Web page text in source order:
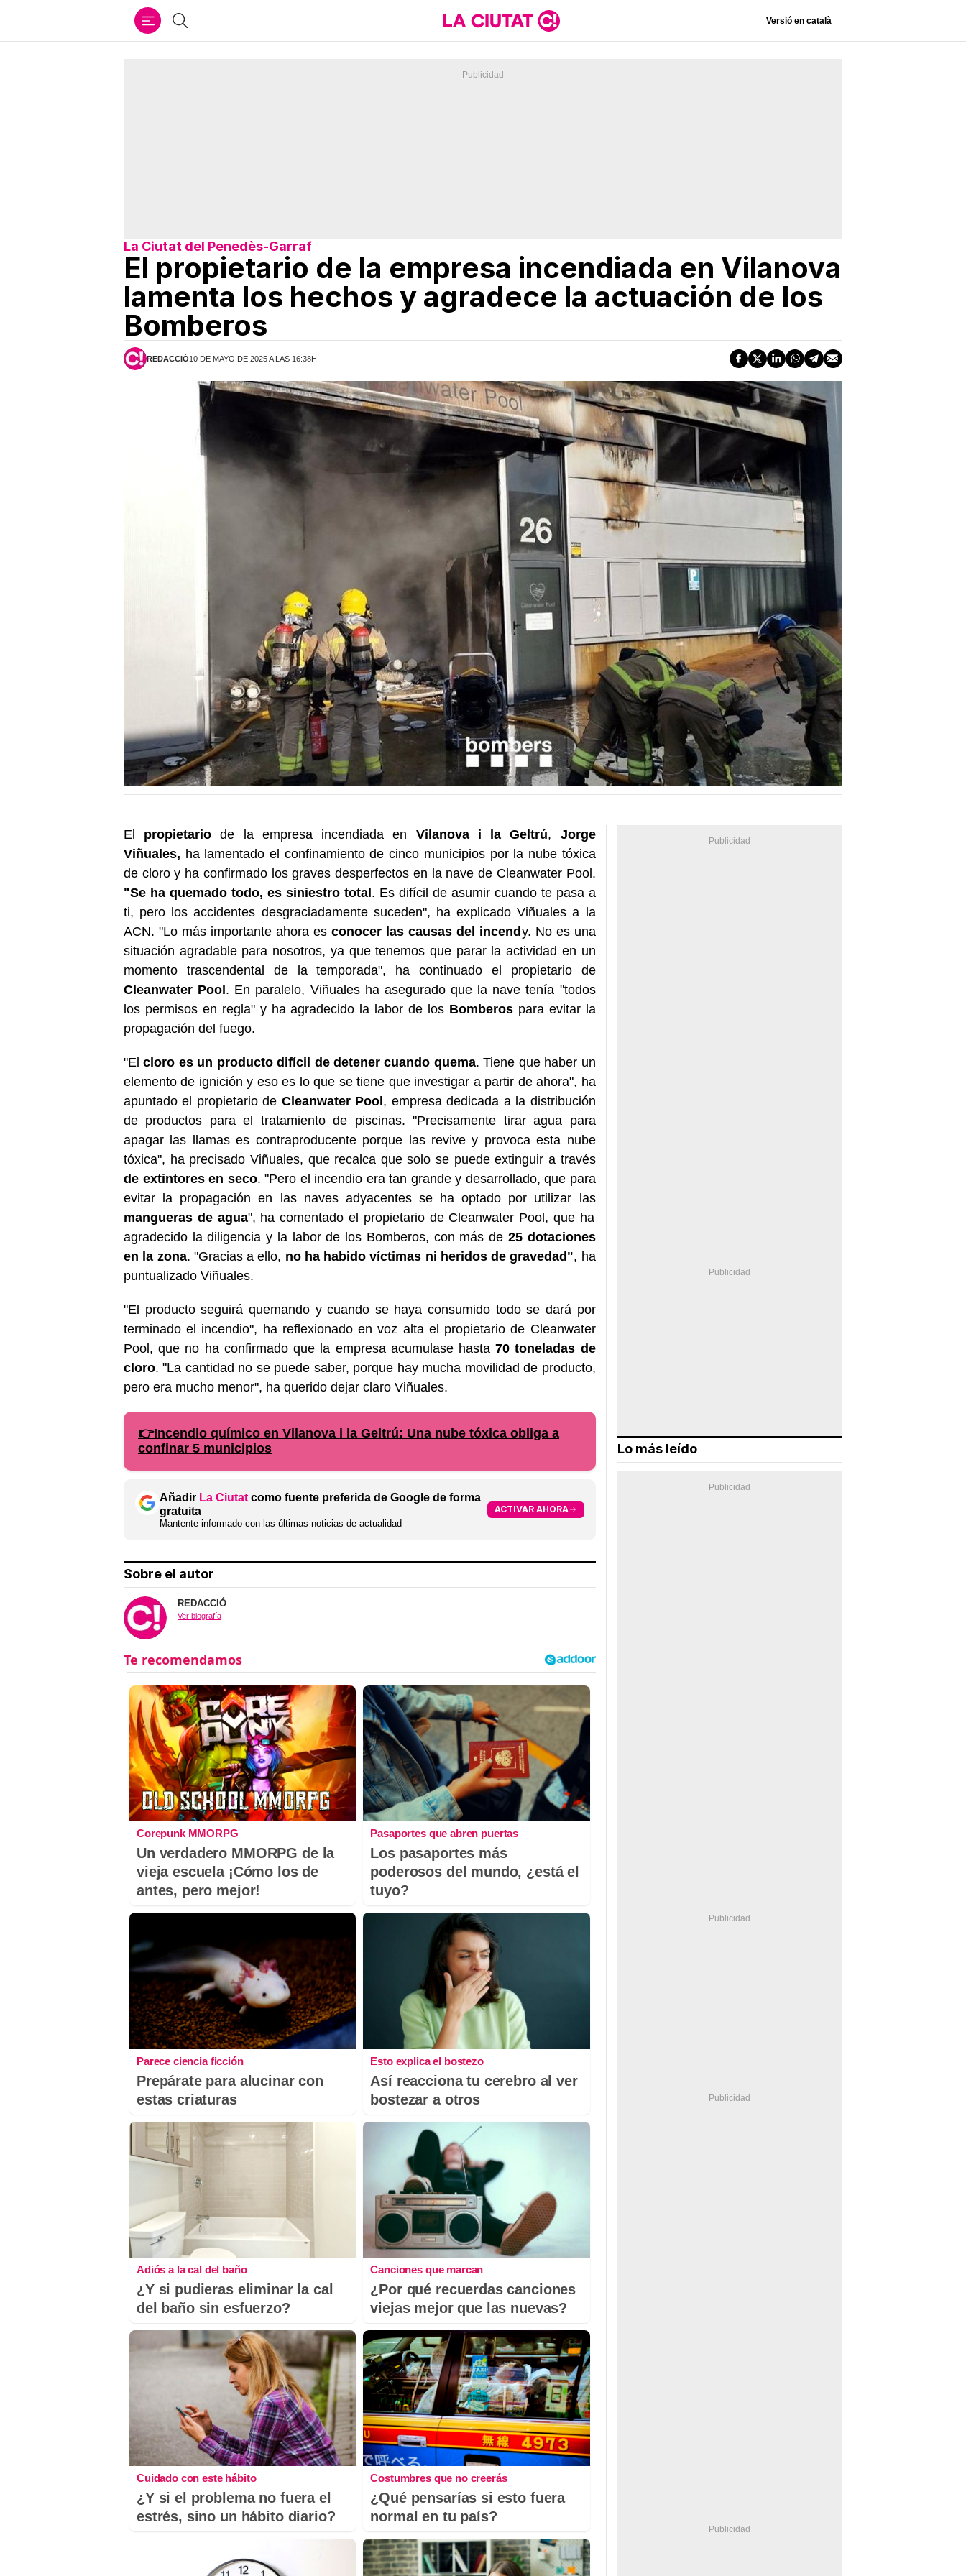
Buscar Versió en català
La Ciutat del Penedès-Garraf
El propietario de la empresa incendiada en Vilanova
lamenta los hechos y agradece la actuación de los
Bomberos
REDACCIÓ10 DE MAYO DE 2025 A LAS 16:38H
El propietario de la empresa incendiada en Vilanova i la Geltrú, Jorge
Viñuales, ha lamentado el confinamiento de cinco municipios por la nube tóxica
de cloro y ha confirmado los graves desperfectos en la nave de Cleanwater Pool.
"Se ha quemado todo, es siniestro total. Es difícil de asumir cuando te pasa a
ti, pero los accidentes desgraciadamente suceden", ha explicado Viñuales a la
ACN. "Lo más importante ahora esconocer las causas del incendy. No es una
situación agradable para nosotros, ya que tenemos que parar la actividad en un
momento trascendental de la temporada", ha continuado el propietario de
Cleanwater Pool. En paralelo, Viñuales ha asegurado que la nave tenía "todos
los permisos en regla" y ha agradecido la labor de los Bomberospara evitar la
propagación del fuego.
"Elcloro es un producto difícil de detener cuando quema. Tiene que haber un
elemento de ignición y eso es lo que se tiene que investigar a partir de ahora", ha
apuntado el propietario de Cleanwater Pool, empresa dedicada a la distribución
de productos para el tratamiento de piscinas. "Precisamente tirar agua para
apagar las llamas es contraproducente porque las revive y provoca esta nube
tóxica", ha precisado Viñuales, que recalca que solo se puede extinguir a través
de extintores en seco. "Pero el incendio era tan grande y desarrollado, que para
evitar la propagación en las naves adyacentes se ha optado por utilizar las
mangueras de agua", ha comentado el propietario de Cleanwater Pool, que ha
agradecido la diligencia y la labor de los Bomberos, con más de 25 dotaciones
en la zona. "Gracias a ello, no ha habido víctimas ni heridos de gravedad", ha
puntualizado Viñuales.
"El producto seguirá quemando y cuando se haya consumido todo se dará por
terminado el incendio", ha reflexionado en voz alta el propietario de Cleanwater
Pool, que no ha confirmado que la empresa acumulase hasta70 toneladas de
cloro. "La cantidad no se puede saber, porque hay mucha movilidad de producto,
pero era mucho menor", ha querido dejar claro Viñuales.
👉Incendio químico en Vilanova i la Geltrú: Una nube tóxica obliga a
confinar 5 municipios
Añadir La Ciutat como fuente preferida de Google de forma
gratuita
Mantente informado con las últimas noticias de actualidad
ACTIVAR AHORA
Sobre el autor
REDACCIÓ
Ver biografía
Corepunk MMORPG
Un verdadero MMORPG de la
vieja escuela ¡Cómo los de
antes, pero mejor!
Pasaportes que abren puertas
Los pasaportes más
poderosos del mundo, ¿está el
tuyo?
Parece ciencia ficción
Prepárate para alucinar con
estas criaturas
Esto explica el bostezo
Así reacciona tu cerebro al ver
bostezar a otros
Adiós a la cal del baño
¿Y si pudieras eliminar la cal
del baño sin esfuerzo?
Canciones que marcan
¿Por qué recuerdas canciones
viejas mejor que las nuevas?
Cuidado con este hábito
¿Y si el problema no fuera el
estrés, sino un hábito diario?
Costumbres que no creerás
¿Qué pensarías si esto fuera
normal en tu país?
Lo más leído